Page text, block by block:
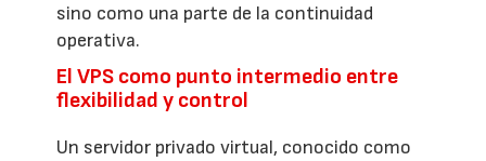
sino como una parte de la continuidad
operativa.
El VPS como punto intermedio entre
flexibilidad y control
Un servidor privado virtual, conocido como